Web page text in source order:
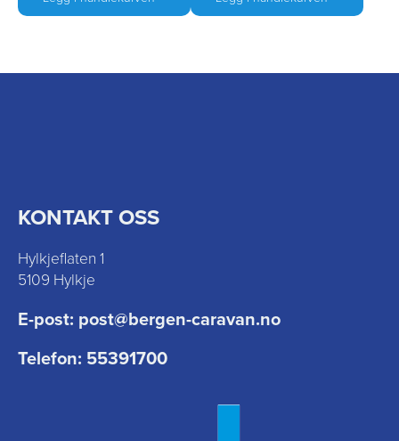
KONTAKT OSS
Hylkjeflaten 1
5109 Hylkje
E-post: post@bergen-caravan.no
Telefon: 55391700